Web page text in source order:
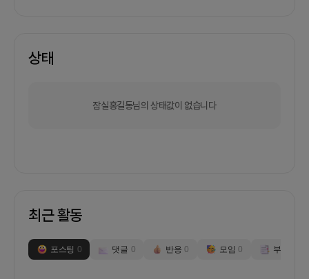
상태
잠실홍길동님의 상태값이 없습니다
최근 활동
포스팅 0 댓글 0 반응 0 모임 0 부스